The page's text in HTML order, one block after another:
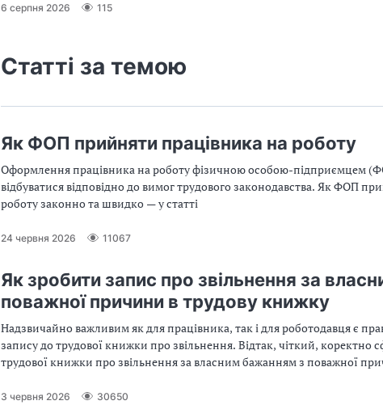
6 серпня 2026 115
Статті за темою
Як ФОП прийняти працівника на роботу
Оформлення працівника на роботу фізичною особою-підприємцем
відбуватися відповідно до вимог трудового законодавства. Як ФОП
роботу законно та швидко — у статті
24 червня 2026 11067
Як зробити запис про звільнення за
поважної причини в трудову книжку
Надзвичайно важливим як для працівника, так і для роботодавця є
запису до трудової книжки про звільнення. Відтак, чіткий, коректно
трудової книжки про звільнення за власним бажанням з поважної
трудових відносин
3 червня 2026 30650